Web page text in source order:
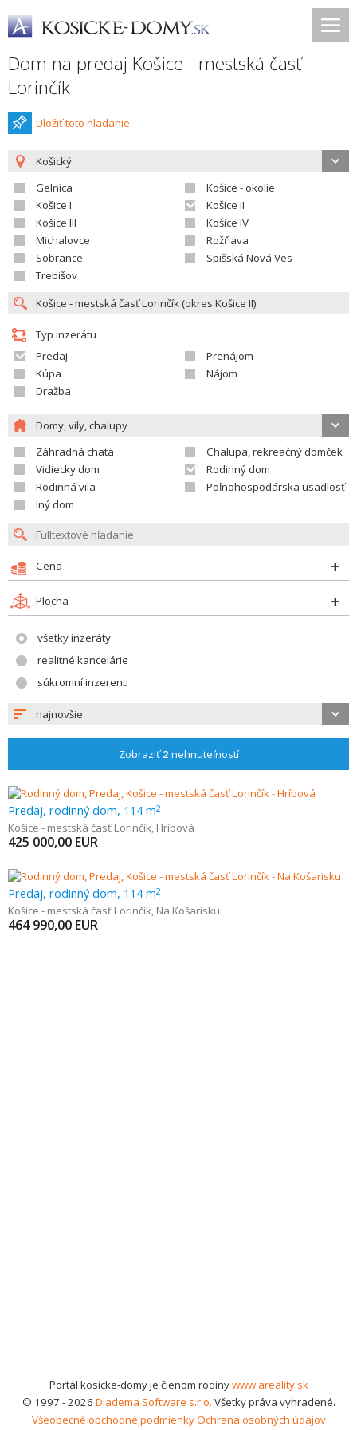
Dom na predaj Košice - mestská časť
Lorinčík
Uložiť toto hladanie
Košický
Gelnica
Košice - okolie
Košice I
Košice II
Košice III
Košice IV
Michalovce
Rožňava
Sobrance
Spišská Nová Ves
Trebišov
Typ inzerátu
Predaj
Prenájom
Kúpa
Nájom
Dražba
Domy, vily, chalupy
Záhradná chata
Chalupa, rekreačný domček
Vidiecky dom
Rodinný dom
Rodinná vila
Poľnohospodárska usadlosť
Iný dom
Cena
Plocha
všetky inzeráty
realitné kancelárie
súkromní inzerenti
najnovšie
Zobraziť2 nehnuteľností
Predaj, rodinný dom, 114 m2
Košice - mestská časť Lorinčík, Hríbová
425 000,00 EUR
Predaj, rodinný dom, 114 m2
Košice - mestská časť Lorinčík, Na Košarisku
464 990,00 EUR
Portál kosicke-domy je členom rodinywww.areality.sk
© 1997 - 2026 Diadema Software s.r.o. Všetky práva vyhradené.
Všeobecné obchodné podmienkyOchrana osobných údajov